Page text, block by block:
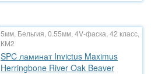
5мм, Бельгия, 0.55мм, 4V-фаска, 42 класс,
КМ2
SPC ламинат Invictus Maximus
Herringbone River Oak Beaver